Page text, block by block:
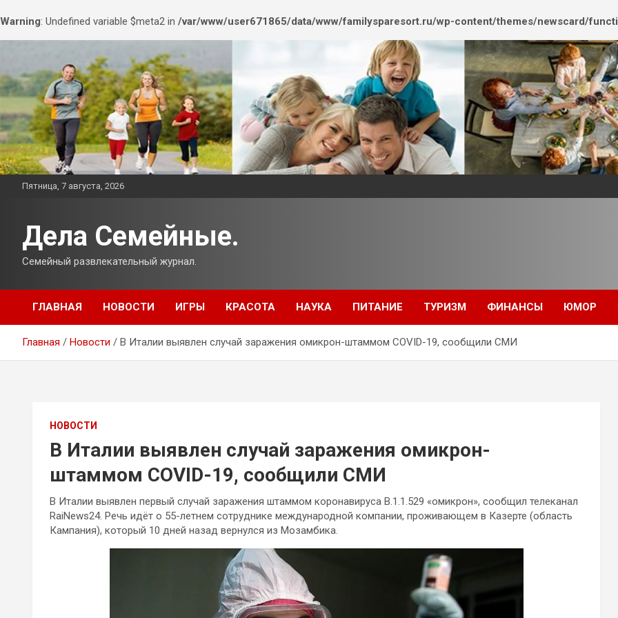
Warning: Undefined variable $meta2 in /var/www/user671865/data/www/familysparesort.ru/wp-content/themes/newscard/
содержимому
Пятница, 7 августа, 2026
Дела Семейные.
Семейный развлекательный журнал.
ГЛАВНАЯ НОВОСТИ ИГРЫ КРАСОТА НАУКА ПИТАНИЕ ТУРИЗМ ФИНАНСЫ ЮМОР
Главная Новости В Италии выявлен случай заражения омикрон-штаммом COVID-19, сообщили СМИ
НОВОСТИ
В Италии выявлен случай заражения омикрон-
штаммом COVID-19, сообщили СМИ
В Италии выявлен первый случай заражения штаммом коронавируса B.1.1.529 «омикрон», сообщил телеканал
RaiNews24. Речь идёт о 55-летнем сотруднике международной компании, проживающем в Казерте (область
Кампания), который 10 дней назад вернулся из Мозамбика.